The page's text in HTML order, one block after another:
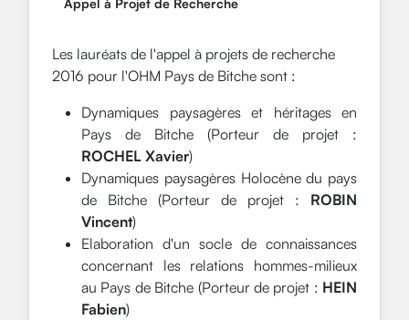
Les lauréats de l'appel à projets de recherche
2016 pour l'OHM Pays de Bitche sont :
Dynamiques paysagères et héritages en
Pays de Bitche (Porteur de projet :
ROCHEL Xavier)
Dynamiques paysagères Holocène du pays
de Bitche (Porteur de projet : ROBIN
Vincent)
Elaboration d'un socle de connaissances
concernant les relations hommes-milieux
au Pays de Bitche (Porteur de projet : HEIN
Fabien)